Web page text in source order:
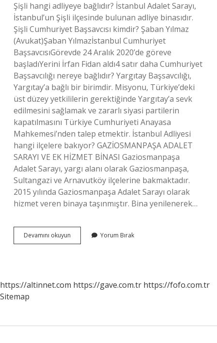
Şişli hangi adliyeye bağlıdır? İstanbul Adalet Sarayı,
İstanbul’un Şişli ilçesinde bulunan adliye binasıdır.
Şişli Cumhuriyet Başsavcısı kimdir? Şaban Yılmaz
(Avukat)Şaban Yılmazİstanbul Cumhuriyet
BaşsavcısıGörevde 24 Aralık 2020’de göreve
başladıYerini İrfan Fidan aldı4 satır daha Cumhuriyet
Başsavcılığı nereye bağlıdır? Yargıtay Başsavcılığı,
Yargıtay’a bağlı bir birimdir. Misyonu, Türkiye’deki
üst düzey yetkililerin gerektiğinde Yargıtay’a sevk
edilmesini sağlamak ve zararlı siyasi partilerin
kapatılmasını Türkiye Cumhuriyeti Anayasa
Mahkemesi’nden talep etmektir. İstanbul Adliyesi
hangi ilçelere bakıyor? GAZİOSMANPAŞA ADALET
SARAYI VE EK HİZMET BİNASI Gaziosmanpaşa
Adalet Sarayı, yargı alanı olarak Gaziosmanpaşa,
Sultangazi ve Arnavutköy ilçelerine bakmaktadır.
2015 yılında Gaziosmanpaşa Adalet Sarayı olarak
hizmet veren binaya taşınmıştır. Bina yenilenerek…
Devamını okuyun
Hangi
Yorum Bırak
https://altinnet.com https://gave.com.tr https://fofo.com.tr
Sitemap